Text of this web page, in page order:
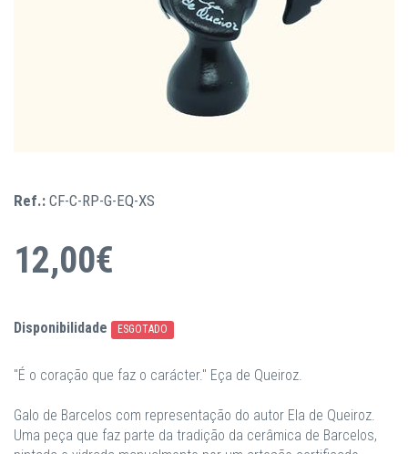
Ref.: CF-C-RP-G-EQ-XS
12,00€
Disponibilidade ESGOTADO
"É o coração que faz o carácter." Eça de Queiroz.
Galo de Barcelos com representação do autor Ela de Queiroz.
Uma peça que faz parte da tradição da cerâmica de Barcelos,